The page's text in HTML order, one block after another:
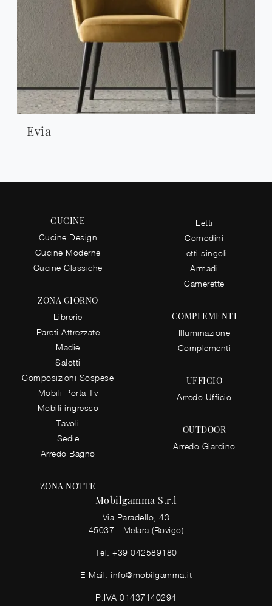
Evia
CUCINE
Cucine Design
Cucine Moderne
Cucine Classiche
ZONA GIORNO
Librerie
Pareti Attrezzate
Madie
Salotti
Composizioni Sospese
Mobili Porta Tv
Mobili ingresso
Tavoli
Sedie
Arredo Bagno
ZONA NOTTE
Letti
Comodini
Letti singoli
Armadi
Camerette
COMPLEMENTI
Illuminazione
Complementi
UFFICIO
Arredo Ufficio
OUTDOOR
Arredo Giardino
Mobilgamma S.r.l
Via Paradello, 43
45037 - Melara (Rovigo)
Tel. +39 042589180
E-Mail. info@mobilgamma.it
P.IVA 01437140294